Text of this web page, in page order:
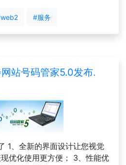
#服务
站号码管家5.0发布.
1、全新的界面设计让您视觉
优化使用更方便； 3、性能优